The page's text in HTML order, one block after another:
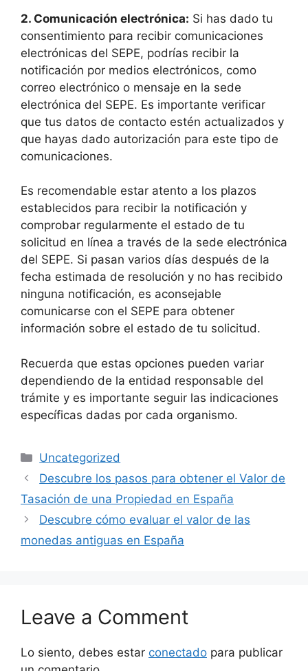
2. Comunicación electrónica: Si has dado tu
consentimiento para recibir comunicaciones
electrónicas del SEPE, podrías recibir la
notificación por medios electrónicos, como
correo electrónico o mensaje en la sede
electrónica del SEPE. Es importante verificar
que tus datos de contacto estén actualizados y
que hayas dado autorización para este tipo de
comunicaciones.
Es recomendable estar atento a los plazos
establecidos para recibir la notificación y
comprobar regularmente el estado de tu
solicitud en línea a través de la sede electrónica
del SEPE. Si pasan varios días después de la
fecha estimada de resolución y no has recibido
ninguna notificación, es aconsejable
comunicarse con el SEPE para obtener
información sobre el estado de tu solicitud.
Recuerda que estas opciones pueden variar
dependiendo de la entidad responsable del
trámite y es importante seguir las indicaciones
específicas dadas por cada organismo.
Categories
Uncategorized
Descubre los pasos para obtener el Valor de
Tasación de una Propiedad en España
Descubre cómo evaluar el valor de las
monedas antiguas en España
Leave a Comment
Lo siento, debes estar conectado para publicar